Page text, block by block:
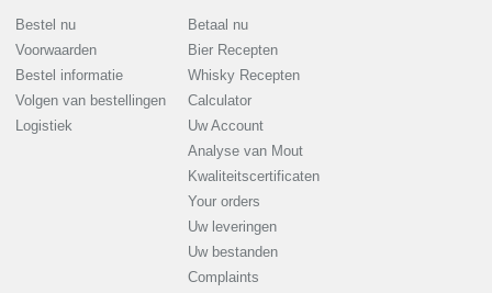
Bestel nu
Voorwaarden
Bestel informatie
Volgen van bestellingen
Logistiek
Betaal nu
Bier Recepten
Whisky Recepten
Calculator
Uw Account
Analyse van Mout
Kwaliteitscertificaten
Your orders
Uw leveringen
Uw bestanden
Complaints